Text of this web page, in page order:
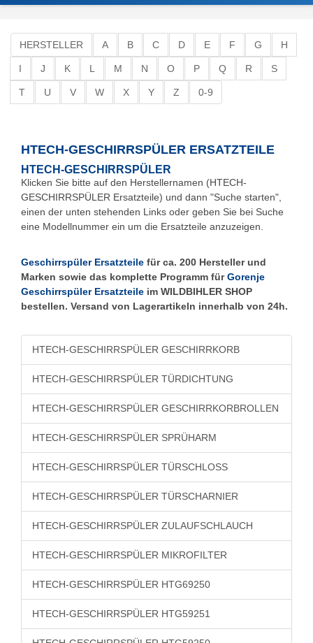
HERSTELLER A B C D E F G H
I J K L M N O P Q R S
T U V W X Y Z 0-9
HTECH-GESCHIRRSPÜLER ERSATZTEILE
HTECH-GESCHIRRSPÜLER
Klicken Sie bitte auf den Herstellernamen (HTECH-
GESCHIRRSPÜLER Ersatzteile) und dann "Suche starten",
einen der unten stehenden Links oder geben Sie bei Suche
eine Modellnummer ein um die Ersatzteile anzuzeigen.
Geschirrspüler Ersatzteile für ca. 200 Hersteller und
Marken sowie das komplette Programm fürGorenje
Geschirrspüler Ersatzteile im WILDBIHLER SHOP
bestellen. Versand von Lagerartikeln innerhalb von 24h.
HTECH-GESCHIRRSPÜLER GESCHIRRKORB
HTECH-GESCHIRRSPÜLER TÜRDICHTUNG
HTECH-GESCHIRRSPÜLER GESCHIRRKORBROLLEN
HTECH-GESCHIRRSPÜLER SPRÜHARM
HTECH-GESCHIRRSPÜLER TÜRSCHLOSS
HTECH-GESCHIRRSPÜLER TÜRSCHARNIER
HTECH-GESCHIRRSPÜLER ZULAUFSCHLAUCH
HTECH-GESCHIRRSPÜLER MIKROFILTER
HTECH-GESCHIRRSPÜLER HTG69250
HTECH-GESCHIRRSPÜLER HTG59251